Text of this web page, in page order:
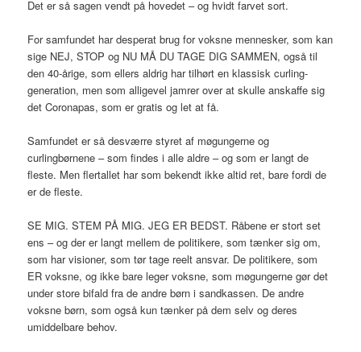
Det er så sagen vendt på hovedet – og hvidt farvet sort.
For samfundet har desperat brug for voksne mennesker, som kan
sige NEJ, STOP og NU MÅ DU TAGE DIG SAMMEN, også til
den 40-årige, som ellers aldrig har tilhørt en klassisk curling-
generation, men som alligevel jamrer over at skulle anskaffe sig
det Coronapas, som er gratis og let at få.
Samfundet er så desværre styret af møgungerne og
curlingbørnene – som findes i alle aldre – og som er langt de
fleste. Men flertallet har som bekendt ikke altid ret, bare fordi de
er de fleste.
SE MIG. STEM PÅ MIG. JEG ER BEDST. Råbene er stort set
ens – og der er langt mellem de politikere, som tænker sig om,
som har visioner, som tør tage reelt ansvar. De politikere, som
ER voksne, og ikke bare leger voksne, som møgungerne gør det
under store bifald fra de andre børn i sandkassen. De andre
voksne børn, som også kun tænker på dem selv og deres
umiddelbare behov.